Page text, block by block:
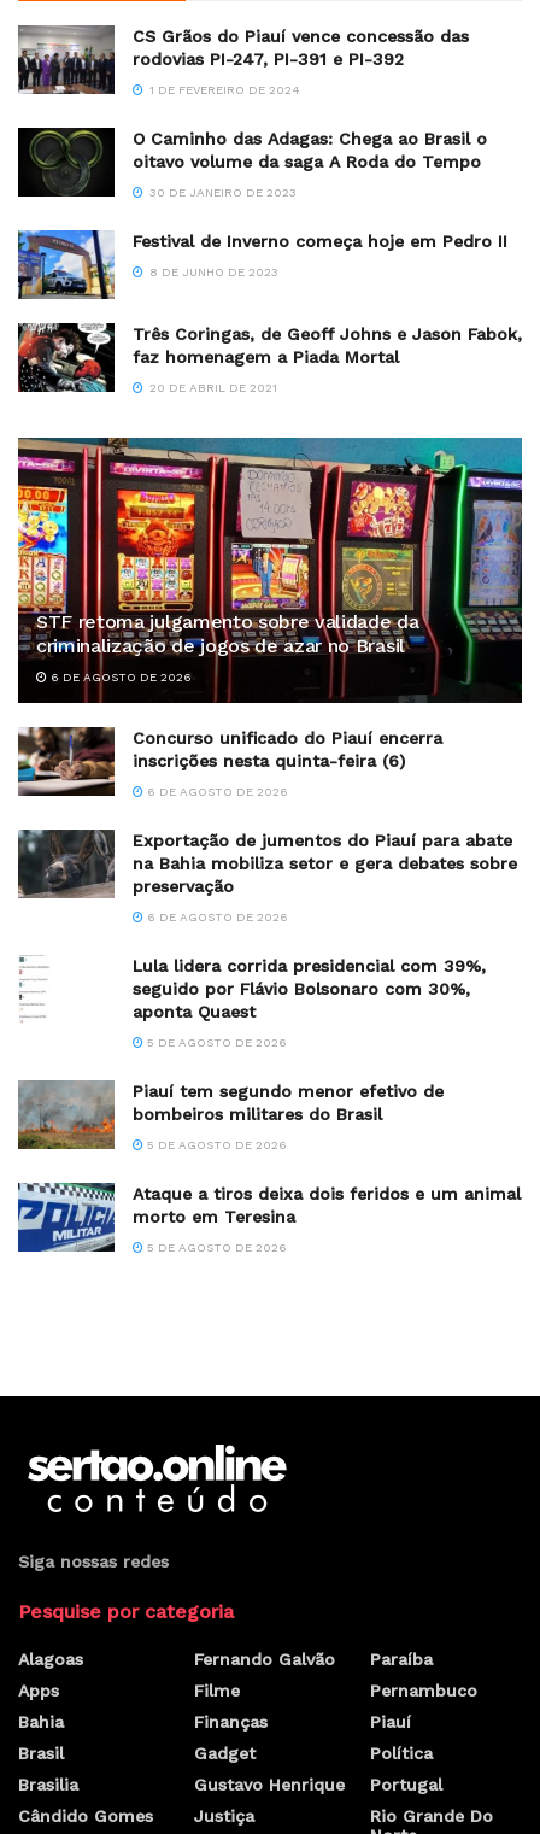
CS Grãos do Piauí vence concessão das
rodovias PI-247, PI-391 e PI-392
1 DE FEVEREIRO DE 2024
O Caminho das Adagas: Chega ao Brasil o
oitavo volume da saga A Roda do Tempo
30 DE JANEIRO DE 2023
Festival de Inverno começa hoje em Pedro II
8 DE JUNHO DE 2023
Três Coringas, de Geoff Johns e Jason Fabok,
faz homenagem a Piada Mortal
20 DE ABRIL DE 2021
STF retoma julgamento sobre validade da
criminalização de jogos de azar no Brasil
6 DE AGOSTO DE 2026
Concurso unificado do Piauí encerra
inscrições nesta quinta-feira (6)
6 DE AGOSTO DE 2026
Exportação de jumentos do Piauí para abate
na Bahia mobiliza setor e gera debates sobre
preservação
6 DE AGOSTO DE 2026
Lula lidera corrida presidencial com 39%,
seguido por Flávio Bolsonaro com 30%,
aponta Quaest
5 DE AGOSTO DE 2026
Piauí tem segundo menor efetivo de
bombeiros militares do Brasil
5 DE AGOSTO DE 2026
Ataque a tiros deixa dois feridos e um animal
morto em Teresina
5 DE AGOSTO DE 2026
Siga nossas redes
Pesquise por categoria
Alagoas
Apps
Bahia
Brasil
Brasilia
Cândido Gomes
Fernando Galvão
Filme
Finanças
Gadget
Gustavo Henrique
Justiça
Paraíba
Pernambuco
Piauí
Política
Portugal
Rio Grande Do